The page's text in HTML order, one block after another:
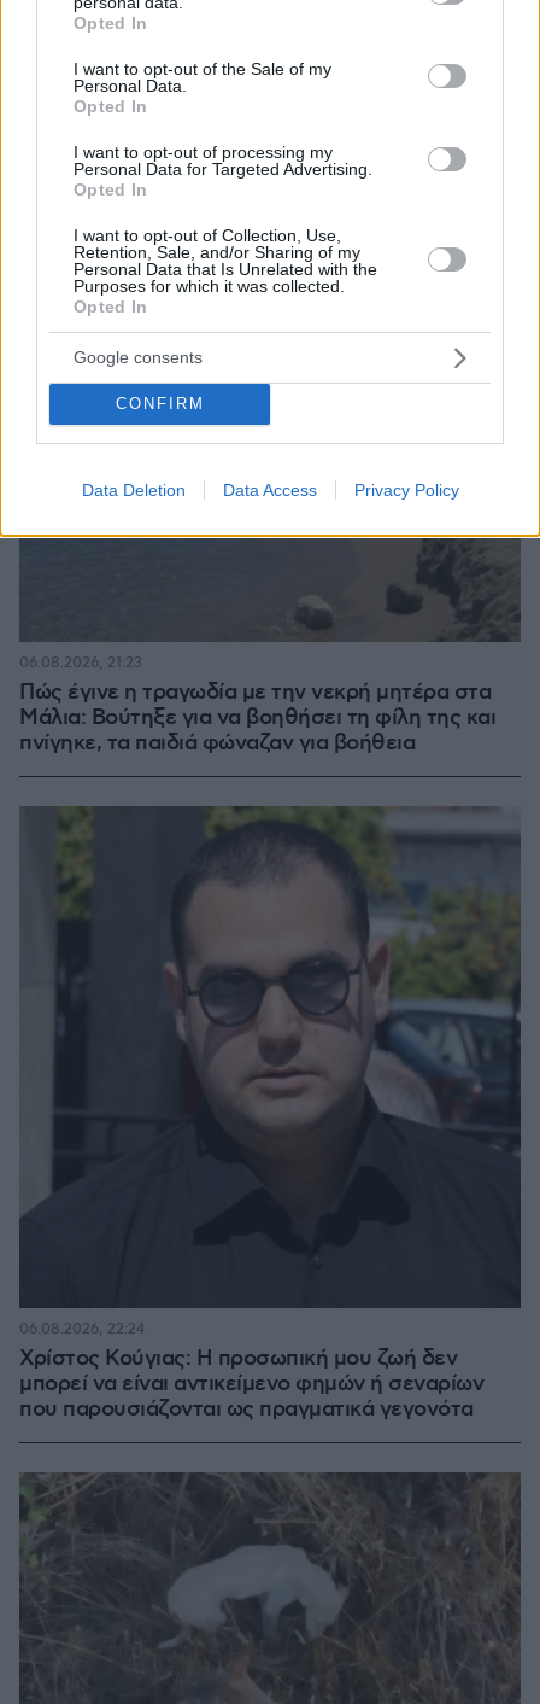
grant or deny consent to Google and its third-party tags to
use your data for below specified purposes in below Google
consent section.
Opted In
I want to opt-out of the Sale of my
Personal Data.
Opted In
I want to opt-out of processing my
Personal Data for Targeted Advertising.
Opted In
I want to opt-out of Collection, Use,
Retention, Sale, and/or Sharing of my
Personal Data that Is Unrelated with the
Purposes for which it was collected.
Opted In
Google consents
CONFIRM
Data Deletion Data Access Privacy Policy
ΤΑ ΠΙΟ ΔΗΜΟΦΙΛΗ
Πώς έγινε η τραγωδία με την νεκρή μητέρα στα
Μάλια: Βούτηξε για να βοηθήσει τη φίλη της και
πνίγηκε, τα παιδιά φώναζαν για βοήθεια
06.08.2026, 21:23
Χρίστος Κούγιας: Η προσωπική μου ζωή δεν
μπορεί να είναι αντικείμενο φημών ή σεναρίων
που παρουσιάζονται ως πραγματικά γεγονότα
06.08.2026, 22:24